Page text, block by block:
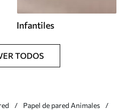
Infantiles
TODOS
Papel de pared Animales